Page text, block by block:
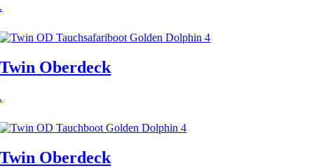
.
Twin Oberdeck
.
Twin Oberdeck